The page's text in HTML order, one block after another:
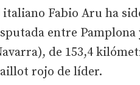
italiano Fabio Aru ha
entre
de 153,4
rojo de líder.